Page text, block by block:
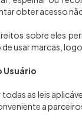
obter acesso
sobre eles
usar marcas,
Usuário
as leis
a